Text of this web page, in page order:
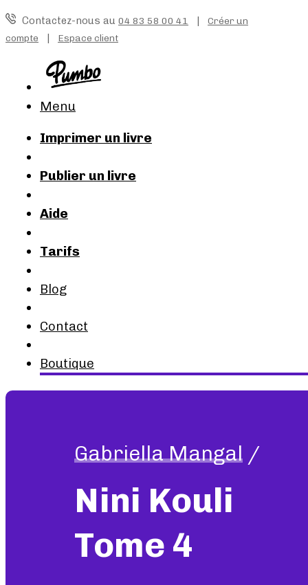
Contactez-nous au 04 83 58 00 41 | Créer un
compte | Espace client
Menu
Imprimer un livre
Publier un livre
Aide
Tarifs
Blog
Contact
Boutique
Gabriella Mangal /
Nini Kouli
Tome 4